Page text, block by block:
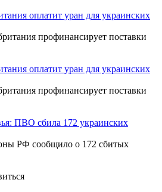
оплатит уран для украинских
профинансирует поставки
оплатит уран для украинских
профинансирует поставки
ПВО сбила 172 украинских
РФ сообщило о 172 сбитых